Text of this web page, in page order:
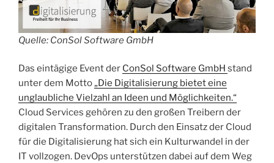
Quelle: ConSol Software GmbH
Das eintägige Event der ConSol Software GmbH stand
unter dem Motto„Die Digitalisierung bietet eine
unglaubliche Vielzahl an Ideen und Möglichkeiten.“
Cloud Services gehören zu den großen Treibern der
digitalen Transformation. Durch den Einsatz der Cloud
für die Digitalisierung hat sich ein Kulturwandel in der
IT vollzogen. DevOps unterstützen dabei auf dem Weg